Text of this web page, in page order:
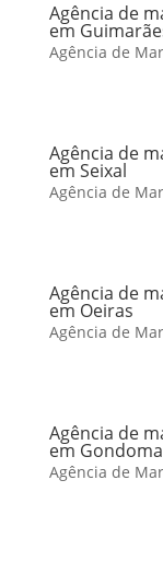
Agência de
em
Agência de
Agência de
em Seixal
Agência de
Agência de
em Oeiras
Agência de
Agência de
em
Agência de